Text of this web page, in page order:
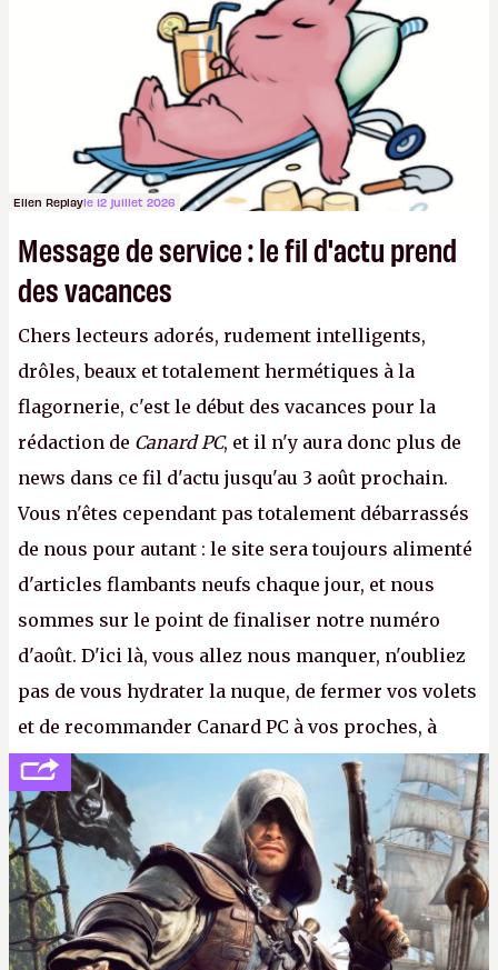
joueurs majeurs (+32 %). L'avenir appartient donc
aux adultes, qui ne sont jamais que des enfants
avec du pouvoir d'achat.P.
Ellen Replayle 12 juillet 2026
Message de service : le fil d'actu prend
des vacances
Chers lecteurs adorés, rudement intelligents,
drôles, beaux et totalement hermétiques à la
flagornerie, c'est le début des vacances pour la
rédaction de Canard PC, et il n'y aura donc plus de
news dans ce fil d'actu jusqu'au 3 août prochain.
Vous n'êtes cependant pas totalement débarrassés
de nous pour autant : le site sera toujours alimenté
d'articles flambants neufs chaque jour, et nous
sommes sur le point de finaliser notre numéro
d'août. D'ici là, vous allez nous manquer, n'oubliez
pas de vous hydrater la nuque, de fermer vos volets
et de recommander Canard PC à vos proches, à
votre famille et aux inconnus que vous croisez
dans la rue. Bon été à tous ! –ER.